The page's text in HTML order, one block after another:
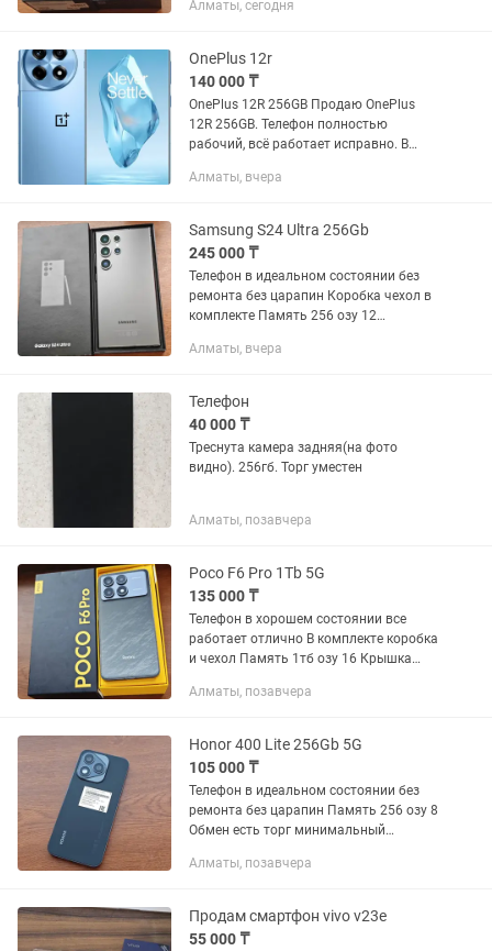
торг минимальный Звоните в любое
Алматы, сегодня
OnePlus 12r
140 000 ₸
OnePlus 12R 256GB Продаю OnePlus
12R 256GB. Телефон полностью
рабочий, всё работает исправно. В
зарядка и кабель. Состояние хорошее .
Алматы, вчера
Samsung S24 Ultra 256Gb
245 000 ₸
Телефон в идеальном состоянии без
ремонта без царапин Коробка чехол в
комплекте Память 256 озу 12
минус на фото на работу никак не
Алматы, вчера
Телефон
40 000 ₸
Треснута камера задняя(на фото
видно). 256гб. Торг уместен
Алматы, позавчера
Poco F6 Pro 1Tb 5G
135 000 ₸
Телефон в хорошем состоянии все
работает отлично В комплекте коробка
и чехол Память 1тб озу 16 Крышка
минимальный Звоните в любое время
Алматы, позавчера
Honor 400 Lite 256Gb 5G
105 000 ₸
Телефон в идеальном состоянии без
ремонта без царапин Память 256 озу 8
Обмен есть торг минимальный
доставка
Алматы, позавчера
Продам смартфон vivo v23e
55 000 ₸